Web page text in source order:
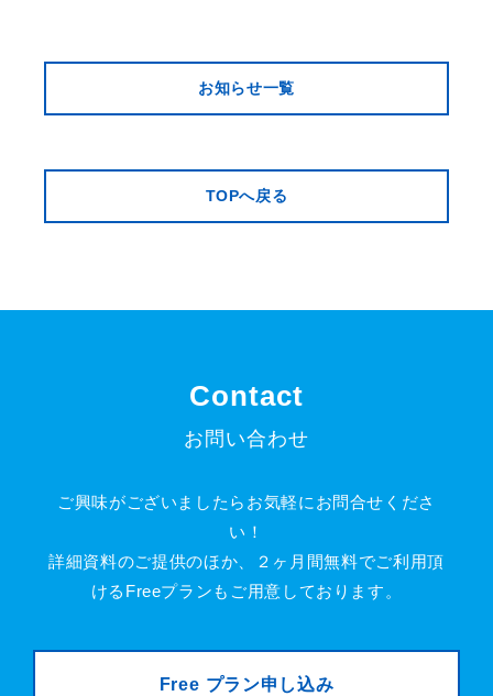
お知らせ一覧
TOPへ戻る
Contact
お問い合わせ
ご興味がございましたらお気軽にお問合せくださ
い！
詳細資料のご提供のほか、２ヶ月間無料でご利用頂
けるFreeプランもご用意しております。
Free プラン申し込み